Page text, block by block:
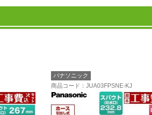
パナソニック
商品コード ：JUA03FPSNE-KJ